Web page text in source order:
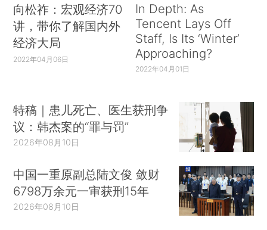
向松祚：宏观经济70
讲，带你了解国内外
经济大局
2022年04月06日
In Depth: As
Tencent Lays Off
Staff, Is Its ‘Winter’
Approaching?
2022年04月01日
特稿｜患儿死亡、医生获刑争
议：韩杰案的“罪与罚”
2026年08月10日
中国一重原副总陆文俊 敛财
6798万余元一审获刑15年
2026年08月10日